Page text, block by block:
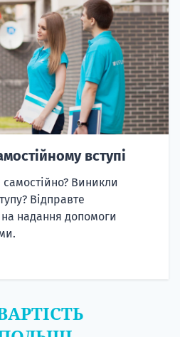
вступі
Виникли
Відправте
надання допомоги